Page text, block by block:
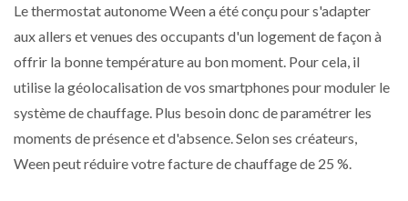
Le thermostat autonome Ween a été conçu pour s'adapter
aux allers et venues des occupants d'un logement de façon à
offrir la bonne température au bon moment. Pour cela, il
utilise la géolocalisation de vos smartphones pour moduler le
système de chauffage. Plus besoin donc de paramétrer les
moments de présence et d'absence. Selon ses créateurs,
Ween peut réduire votre facture de chauffage de 25 %.